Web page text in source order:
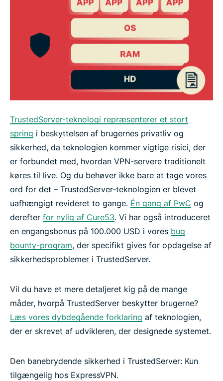
TrustedServer-teknologi repræsenterer et stort
spring i beskyttelsen af brugernes privatliv og
sikkerhed, da teknologien kommer vigtige risici, der
er forbundet med, hvordan VPN-servere traditionelt
køres til live. Og du behøver ikke bare at tage vores
ord for det – TrustedServer-teknologien er blevet
uafhængigt revideret to gange. Én gang af PwC og
derefter for nylig af Cure53. Vi har også introduceret
en engangsbonus på 100.000 USD i vores bug
bounty-program, der specifikt gives for opdagelse af
sikkerhedsproblemer i TrustedServer.
Vil du have et mere detaljeret kig på de mange
måder, hvorpå TrustedServer beskytter brugerne?
Læs vores dybdegående forklaring af teknologien,
der er skrevet af udvikleren, der designede systemet.
Den banebrydende sikkerhed i TrustedServer: Kun
tilgængelig hos ExpressVPN.